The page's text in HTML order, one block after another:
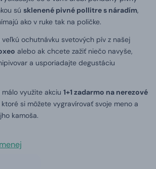
sú sklenené pivné pollitre s náradím,
ako v ruke tak na poličke.
ochutnávku svetových pív z našej
alebo ak chcete zažiť niečo navyše,
a usporiadajte degustáciu
využite akciu 1+1 zadarmo na nerezové
ktoré si môžete vygravírovať svoje meno a
kamoša.